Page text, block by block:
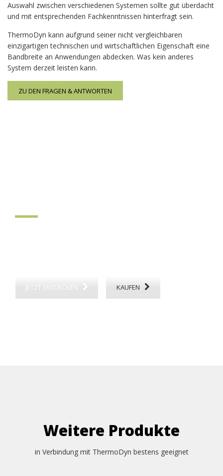
Auswahl zwischen verschiedenen Systemen sollte gut überdacht
und mit entsprechenden Fachkenntnissen hinterfragt sein.
ThermoDyn kann aufgrund seiner nicht vergleichbaren
einzigartigen technischen und wirtschaftlichen Eigenschaft eine
Bandbreite an Anwendungen abdecken. Was kein anderes
System derzeit leisten kann.
ZU DEN FRAGEN & ANTWORTEN
JETZT ENTDECKEN KAUFEN
Weitere Produkte
in Verbindung mit ThermoDyn bestens geeignet